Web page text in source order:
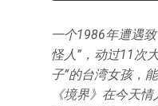
一个1986年遭遇
怪人”，动过11次
子”的台湾女孩，
《境界》在今天